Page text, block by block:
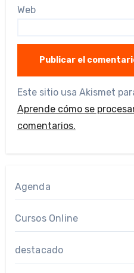
Web
Este sitio usa Akismet
Aprende cómo se
comentarios.
Agenda
Cursos Online
destacado